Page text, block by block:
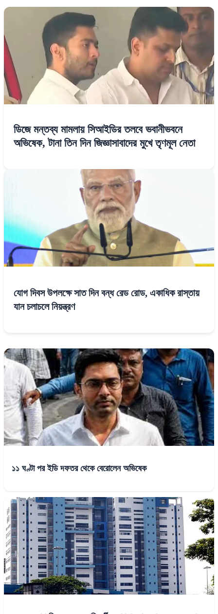
ডিজে মন্তব্য মামলায় সিআইডির তলবে ভবানীভবনে
অভিষেক, টানা তিন দিন জিজ্ঞাসাবাদের মুখে তৃণমূল নেতা
যোগ দিবস উপলক্ষে সাত দিন বন্ধ রেড রোড, একাধিক রাস্তায়
যান চলাচলে নিয়ন্ত্রণ
১১ ঘণ্টা পর ইডি দফতর থেকে বেরোলেন অভিষেক